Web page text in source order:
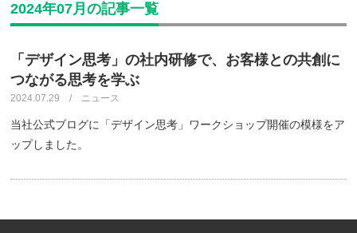
2024年07月の記事一覧
「デザイン思考」の社内研修で、お客様との共創に
つながる思考を学ぶ
2024.07.29 / ニュース
当社公式ブログに「デザイン思考」ワークショップ開催の模様をア
ップしました。